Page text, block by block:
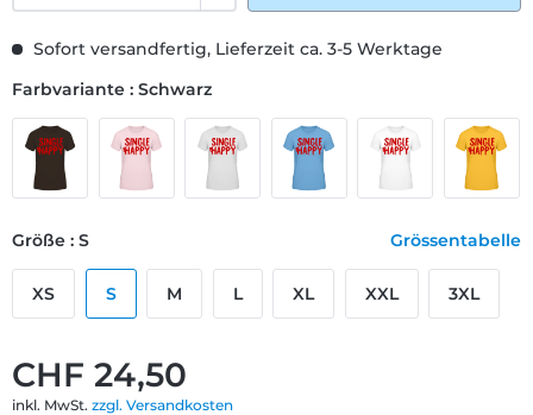
CHF 24,50
inkl. MwSt. zzgl. Versandkosten
Sofort versandfertig, Lieferzeit ca. 3-5 Werktage
Farbvariante : Schwarz
Größe : S Grössentabelle
XS S M L XL XXL 3XL